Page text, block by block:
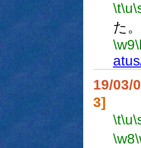
\t\u
た。
\w9
19/03/
3]
\t\u
\w8